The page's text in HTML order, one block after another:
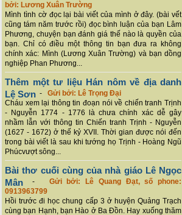
bởi: Lương Xuân Trường
Mình tình cờ đọc lại bài viết của mình ở đây. (bài vết
cũng tám năm trước rồi) đọc bình luận của bạn Lâm
Phương, chuyện bạn đánh giá thế nào là quyền của
bạn. Chỉ có điều một thông tin bạn đưa ra không
chính xác: Mình (Lương Xuân Trường) và bạn dồng
nghiệp Phan Phương...
Thêm một tư liệu Hán nôm về địa danh
Lệ Sơn - Gửi bởi: Lê Trọng Đại
Cháu xem lại thông tin đoạn nói về chiến tranh Trịnh
- Nguyễn 1774 - 1776 là chưa chính xác dễ gây
nhầm lẫn với thông tin Chiến tranh Trịnh - Nguyễn
(1627 - 1672) ở thế kỷ XVII. Thời gian được nói đến
trong bài viết là sau khi tướng họ Trịnh - Hoàng Ngũ
Phúcvượt sông...
Bài thơ cuối cùng của nhà giáo Lê Ngọc
Mân - Gửi bởi: Lê Quang Đạt, số phone:
0913963799
Hồi trước đi học chung cấp 3 ở huyện Quảng Trạch
cùng bạn Hạnh, bạn Hào ở Ba Đồn. Hay xuống thăm